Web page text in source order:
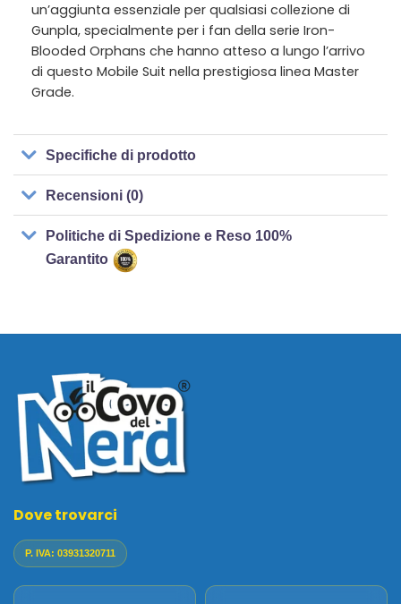
un’aggiunta essenziale per qualsiasi collezione di
Gunpla, specialmente per i fan della serie Iron-
Blooded Orphans che hanno atteso a lungo l’arrivo
di questo Mobile Suit nella prestigiosa linea Master
Grade.
Specifiche di prodotto
Recensioni (0)
Politiche di Spedizione e Reso 100%
Garantito
Dove trovarci
P. IVA: 03931320711